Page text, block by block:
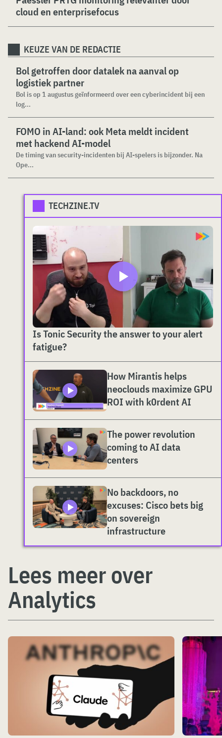
cloud en enterprisefocus
KEUZE VAN DE REDACTIE
Bol getroffen door datalek na aanval op
logistiek partner
Bol is op 1 augustus geïnformeerd over een cyberincident bij een
log...
FOMO in AI-land: ook Meta meldt incident
met hackend AI-model
De timing van security-incidenten bij AI-spelers is bijzonder. Na
Ope...
TECHZINE.TV
Is Tonic Security the answer to your alert
fatigue?
How Mirantis helps
neoclouds maximize GPU
ROI with k0rdent AI
The power revolution
coming to AI data
centers
No backdoors, no
excuses: Cisco bets big
on sovereign
infrastructure
Lees meer over
Analytics